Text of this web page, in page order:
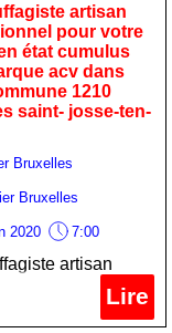
1210
saint- josse-ten-
artisan
pour votre
état cumulus
acv dans
1210
saint- josse-ten-
Bruxelles
Bruxelles
2020 7:00
artisan
pour votre
état cumulus de
Lire